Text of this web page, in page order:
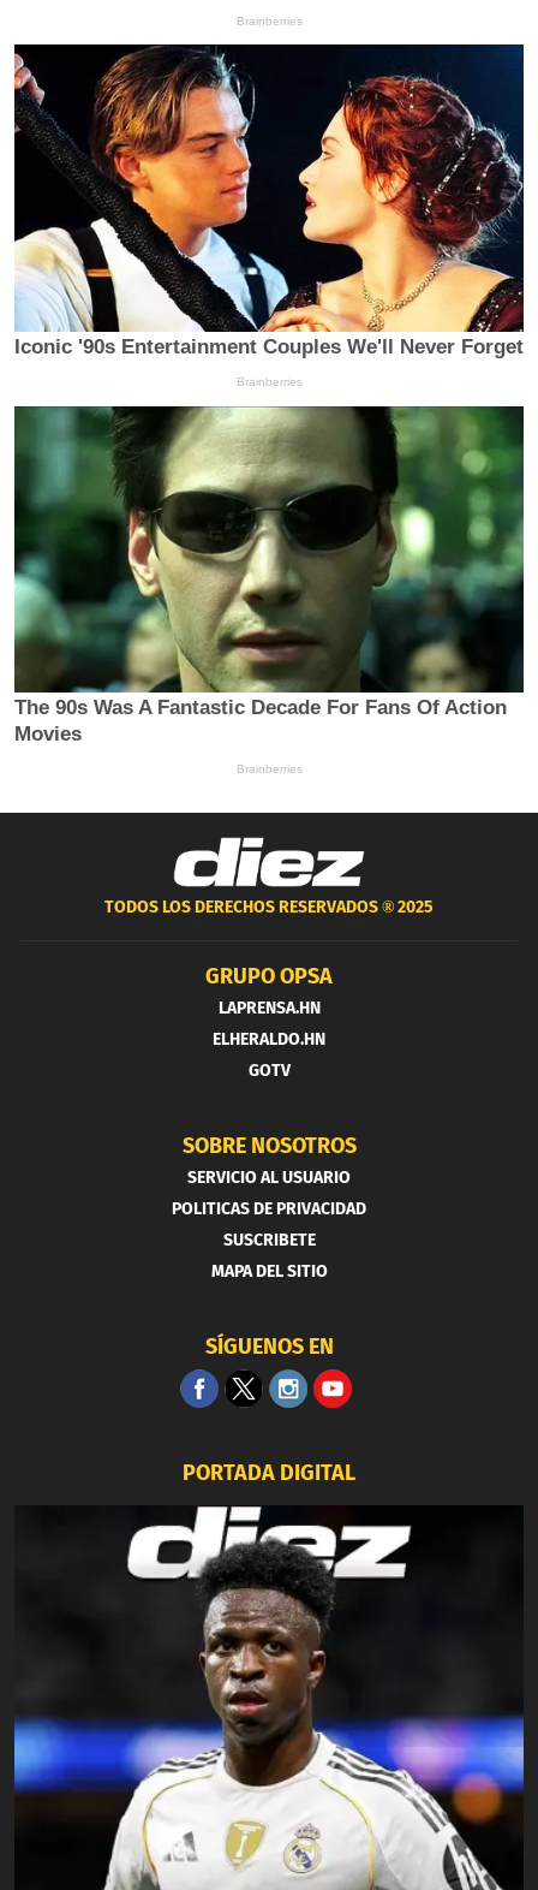
TODOS LOS DERECHOS RESERVADOS ®2025
GRUPO OPSA
LAPRENSA.HN
ELHERALDO.HN
GOTV
SOBRE NOSOTROS
SERVICIO AL USUARIO
POLITICAS DE PRIVACIDAD
SUSCRIBETE
MAPA DEL SITIO
SÍGUENOS EN
PORTADA DIGITAL